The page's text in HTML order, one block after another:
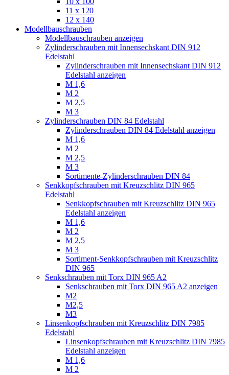
11 x 120
12 x 140
Modellbauschrauben
Modellbauschrauben anzeigen
Zylinderschrauben mit Innensechskant DIN 912
Edelstahl
Zylinderschrauben mit Innensechskant DIN 912
Edelstahl anzeigen
M 1,6
M 2
M 2,5
M 3
Zylinderschrauben DIN 84 Edelstahl
Zylinderschrauben DIN 84 Edelstahl anzeigen
M 1,6
M 2
M 2,5
M 3
Sortimente-Zylinderschrauben DIN 84
Senkkopfschrauben mit Kreuzschlitz DIN 965
Edelstahl
Senkkopfschrauben mit Kreuzschlitz DIN 965
Edelstahl anzeigen
M 1,6
M 2
M 2,5
M 3
Sortiment-Senkkopfschrauben mit Kreuzschlitz
DIN 965
Senkschrauben mit Torx DIN 965 A2
Senkschrauben mit Torx DIN 965 A2 anzeigen
M2
M2,5
M3
Linsenkopfschrauben mit Kreuzschlitz DIN 7985
Edelstahl
Linsenkopfschrauben mit Kreuzschlitz DIN 7985
Edelstahl anzeigen
M 1,6
M 2